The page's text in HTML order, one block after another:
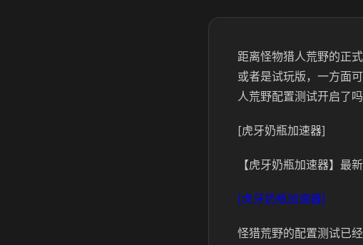
距离怪物猎人荒野的正
或者是试玩版，一方面
人荒野配置测试开启了
[虎牙奶瓶加速器]
【虎牙奶瓶加速器】最
[虎牙奶瓶加速器]
怪猎荒野的配置测试已